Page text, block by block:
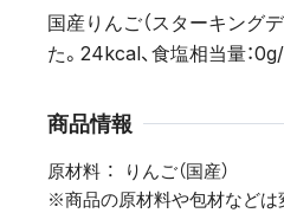
国産りんご（スターキング
た。24kcal、食塩相当量：
商品情報
原材料
りんご（国産）
※商品の原材料や包材などは